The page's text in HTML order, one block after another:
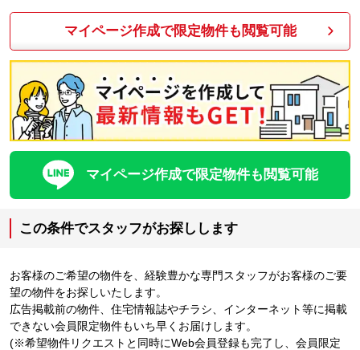
マイページ作成で限定物件も閲覧可能
マイページ作成で限定物件も閲覧可能
この条件でスタッフがお探しします
お客様のご希望の物件を、経験豊かな専門スタッフがお客様のご要
望の物件をお探しいたします。
広告掲載前の物件、住宅情報誌やチラシ、インターネット等に掲載
できない会員限定物件もいち早くお届けします。
(※希望物件リクエストと同時にWeb会員登録も完了し、会員限定